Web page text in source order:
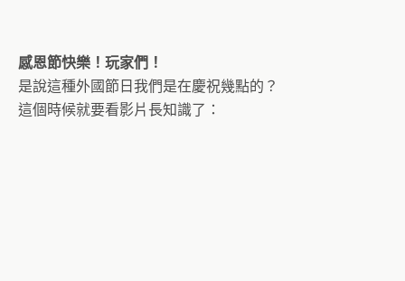
感恩節快樂！玩家們！
是說這種外國節日我們是在慶祝幾點的？
這個時候就要看影片長知識了：